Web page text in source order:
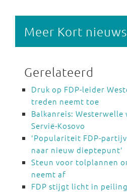
Meer Kort nieuws
Gerelateerd
Druk op FDP-leider
treden neemt toe
Balkanreis:
Servië-Kosovo
'Populariteit FDP-
naar nieuw dieptepunt'
Steun voor tolplannen
neemt af
FDP stijgt licht in